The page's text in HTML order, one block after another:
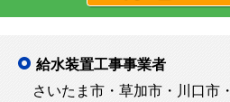
給水装置工事事業者
さいたま市・草加市・川口市・